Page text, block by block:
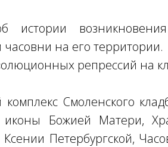
истории
часовни на его территории.
репрессий на
Смоленского
Божией Матери,
Петербургской,